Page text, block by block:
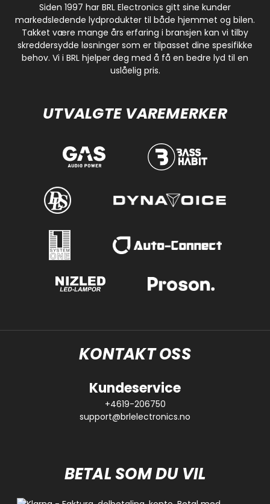
Siden 1997 har BRL Electronics gitt sine kunder
markedsledende lydprodukter til både hjemmet og bilen.
Takket være mange års erfaring i bransjen kan vi tilby
skreddersydde løsninger som er tilpasset dine spesifikke
behov. Vi i BRL hjelper deg med å få en bedre lyd til en
uslåelig pris.
UTVALGTE VAREMERKER
KONTAKT OSS
Kundeservice
+4619-206750
support@brlelectronics.no
BETAL SOM DU VIL